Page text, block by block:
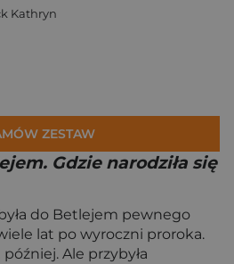
Kathryn
ZESTAW
Gdzie narodziła się
do Betlejem pewnego
lat po wyroczni proroka.
Ale przybyła